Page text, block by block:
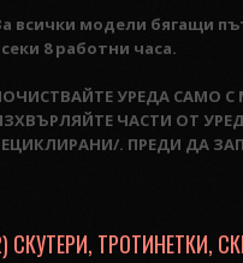
всички модели бягащи
8 работни часа.
УРЕДА САМО С
ЧАСТИ ОТ
. ПРЕДИ ДА
СКУТЕРИ, ТРОТИНЕТКИ,